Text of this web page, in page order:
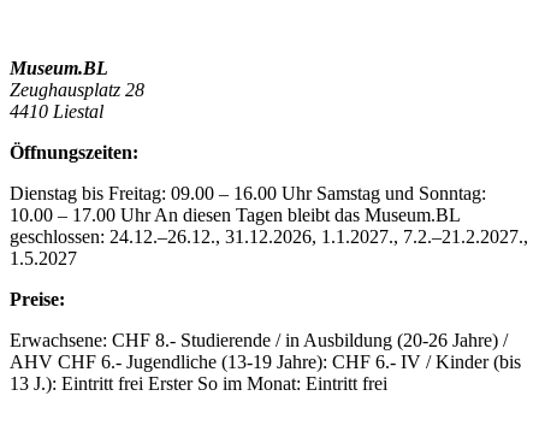
Museum.BL
Zeughausplatz 28
4410 Liestal
Öffnungszeiten:
Dienstag bis Freitag: 09.00 – 16.00 Uhr Samstag und Sonntag:
10.00 – 17.00 Uhr An diesen Tagen bleibt das Museum.BL
geschlossen: 24.12.–26.12., 31.12.2026, 1.1.2027., 7.2.–21.2.2027.,
1.5.2027
Preise:
Erwachsene: CHF 8.- Studierende / in Ausbildung (20-26 Jahre) /
AHV CHF 6.- Jugendliche (13-19 Jahre): CHF 6.- IV / Kinder (bis
13 J.): Eintritt frei Erster So im Monat: Eintritt frei